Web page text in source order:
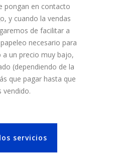
pongan en contacto
y cuando la vendas
de facilitar a
necesario para
un precio muy bajo,
(dependiendo de la
que pagar hasta que
vendido.
servicios